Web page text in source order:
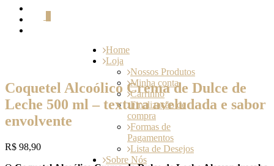
Home
Loja
Nossos Produtos
Minha conta
Carrinho
Finalização de
compra
Formas de
Pagamentos
Lista de Desejos
Sobre Nós
Coquetel Alcoólico Crema de Dulce de
Leche 500 ml – textura aveludada e sabor
envolvente
R$ 98,90